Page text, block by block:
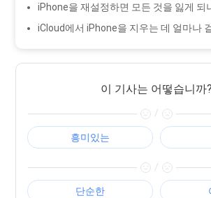
iPhone을 재설정하면 모든 것을 잃게 되
iCloud에서 iPhone을 지우는 데 얼마나
이 기사는 어떻습니까?
/
흥미있는
/
단순한